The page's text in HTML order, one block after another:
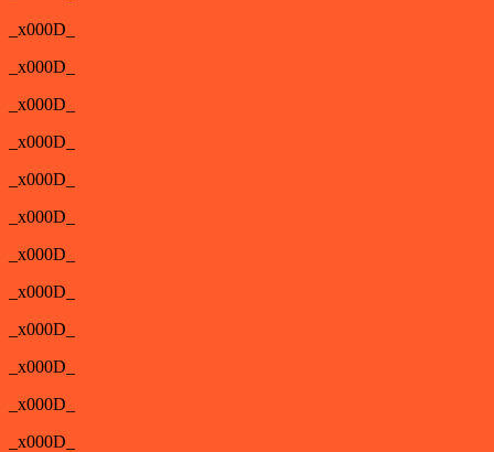
_x000D_
_x000D_
_x000D_
_x000D_
_x000D_
_x000D_
_x000D_
_x000D_
_x000D_
_x000D_
_x000D_
_x000D_